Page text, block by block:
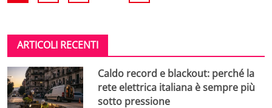
ARTICOLI RECENTI
Caldo record e blackout: perché la
rete elettrica italiana è sempre più
sotto pressione